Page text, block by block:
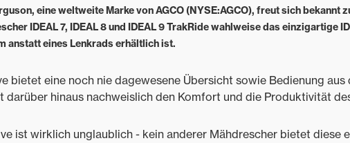
eine weltweite Marke von AGCO (NYSE:AGCO), freut sich bekannt
IDEAL 7, IDEAL 8 und IDEAL 9 TrakRide wahlweise das einzigartige
anstatt eines Lenkrads erhältlich ist.
bietet eine noch nie dagewesene Übersicht sowie Bedienung aus
darüber hinaus nachweislich den Komfort und die Produktivität
ist wirklich unglaublich - kein anderer Mähdrescher bietet diese